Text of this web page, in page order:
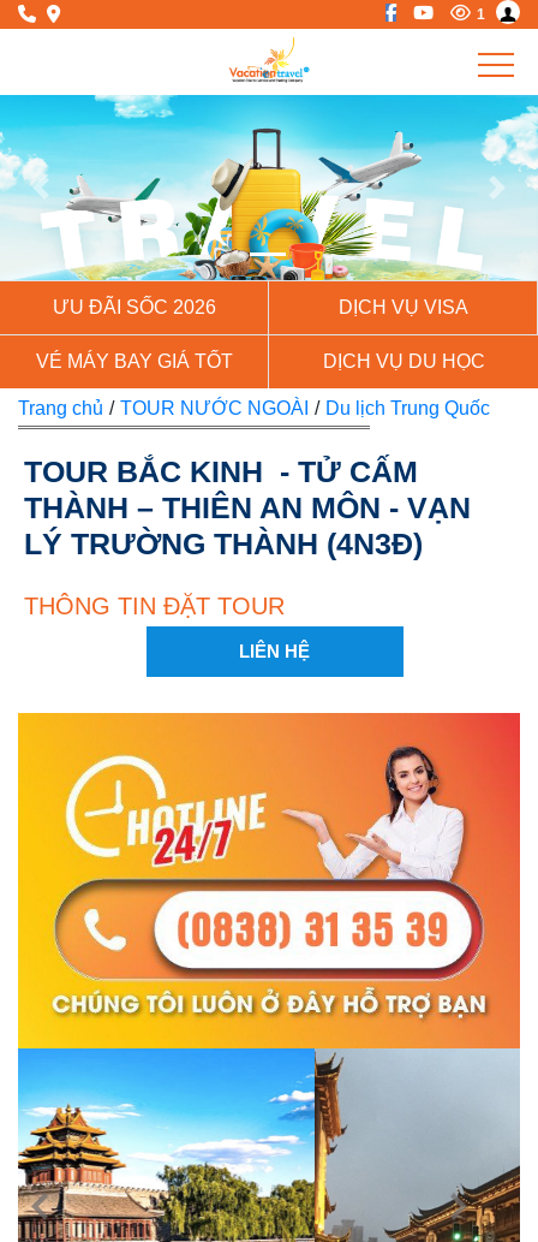
1
Previous Next
ƯU ĐÃI SỐC 2026 DỊCH VỤ VISA
VÉ MÁY BAY GIÁ TỐT DỊCH VỤ DU HỌC
Trang chủ / TOUR NƯỚC NGOÀI / Du lịch Trung Quốc
TOUR BẮC KINH - TỬ CẤM
THÀNH – THIÊN AN MÔN - VẠN
LÝ TRƯỜNG THÀNH (4N3Đ)
THÔNG TIN ĐẶT TOUR